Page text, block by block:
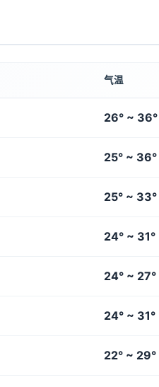
气温
26° ~ 36°
25° ~ 36°
25° ~ 33°
24° ~ 31°
24° ~ 27°
24° ~ 31°
22° ~ 29°